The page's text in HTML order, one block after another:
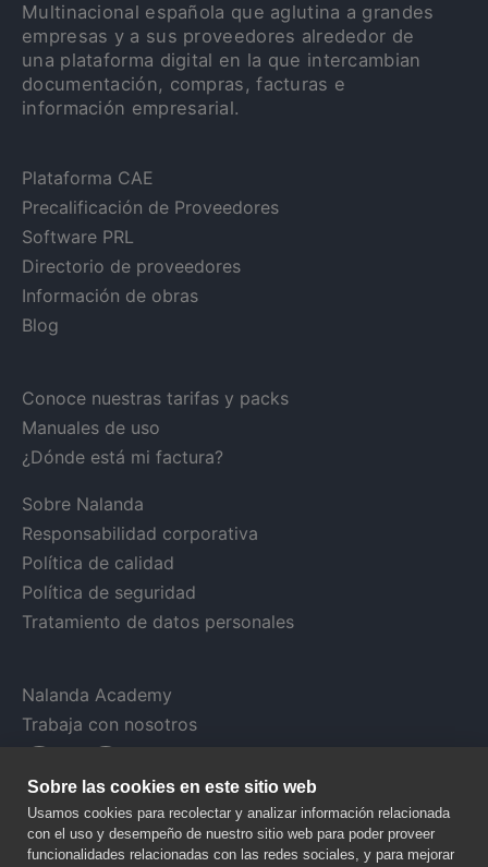
Multinacional española que aglutina a grandes
empresas y a sus proveedores alrededor de
una plataforma digital en la que intercambian
documentación, compras, facturas e
información empresarial.
Plataforma CAE
Precalificación de Proveedores
Software PRL
Directorio de proveedores
Información de obras
Blog
Conoce nuestras tarifas y packs
Manuales de uso
¿Dónde está mi factura?
Sobre Nalanda
Responsabilidad corporativa
Política de calidad
Política de seguridad
Tratamiento de datos personales
Nalanda Academy
Trabaja con nosotros
Sobre las cookies en este sitio web
Usamos cookies para recolectar y analizar información relacionada
con el uso y desempeño de nuestro sitio web para poder proveer
funcionalidades relacionadas con las redes sociales, y para mejorar